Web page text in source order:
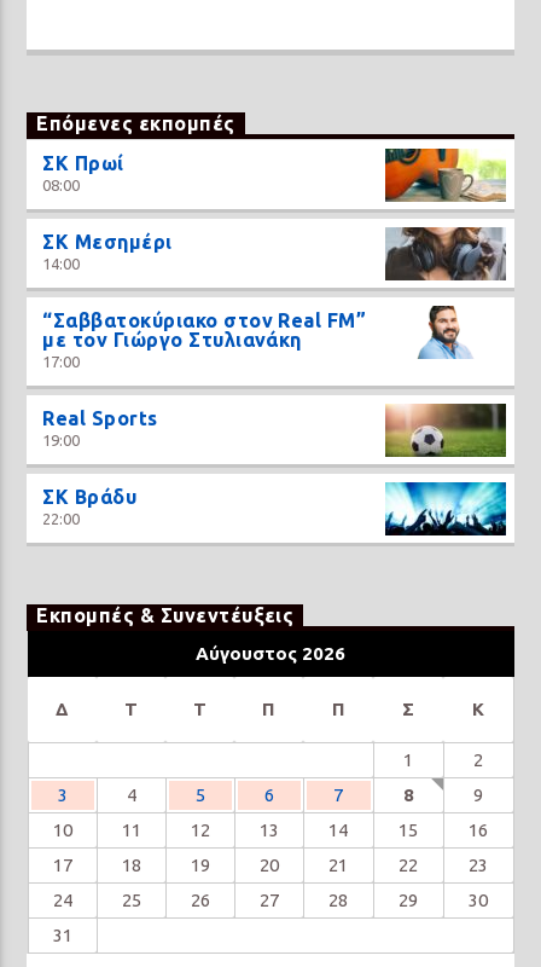
Επόμενες εκπομπές
ΣΚ Πρωί
08:00
ΣΚ Μεσημέρι
14:00
“Σαββατοκύριακο στον Real FM”
με τον Γιώργο Στυλιανάκη
17:00
Real Sports
19:00
ΣΚ Βράδυ
22:00
Εκπομπές & Συνεντέυξεις
Αύγουστος 2026
Δ Τ Τ Π Π Σ Κ
1
2
3
4 5 6 7 8
9
10
11 12 13 14 15
16
17
18 19 20 21 22
23
24
25 26 27 28 29
30
31